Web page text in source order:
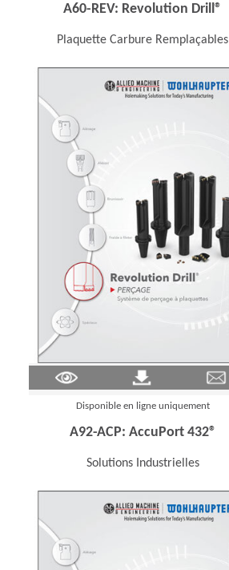
A60-REV: Revolution Drill®
Plaquette Carbure Remplaçables
(Opens in a new window)
Disponible en ligne uniquement
A92-ACP: AccuPort 432®
Solutions Industrielles